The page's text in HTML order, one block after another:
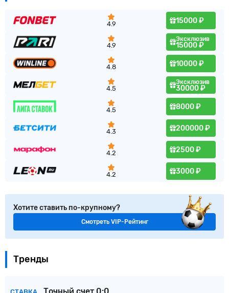
4.9 15000 ₽
4.9
Эксклюзив
15000 ₽
4.8 10000 ₽
4.5
Эксклюзив
30000 ₽
4.5 8000 ₽
4.3 200000 ₽
4.2 2500 ₽
4.2 3000 ₽
Хотите ставить по-крупному?
Смотреть VIP-Рейтинг
Тренды
Точный счет 0:0